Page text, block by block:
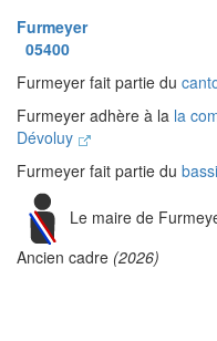
Furmeyer
05400
Furmeyer fait partie du
Furmeyer adhère à la la
Dévoluy
Furmeyer fait partie du
Le maire de
Ancien cadre (2026)